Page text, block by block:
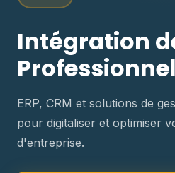
Intégration
ERP, CRM et solutions de
pour digitaliser et optimiser
d'entreprise.